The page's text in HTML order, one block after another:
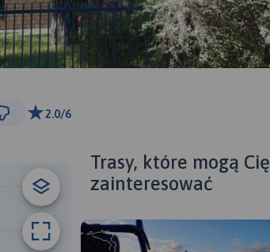
2.0/6
Trasy, które mogą Cię
zainteresować